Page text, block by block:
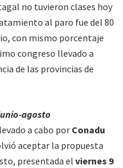
no tuvieron clases hoy
al paro fue del 80
con mismo porcentaje
congreso llevado a
de las provincias de
agosto
a cabo por Conadu
aceptar la propuesta
presentada el viernes 9